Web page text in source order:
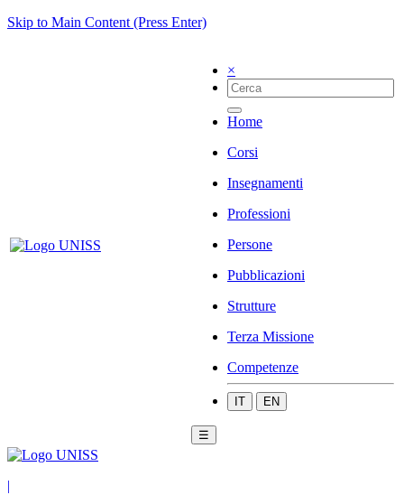
Skip to Main Content (Press Enter)
×
Home
Corsi
Insegnamenti
Professioni
Persone
Pubblicazioni
Strutture
Terza Missione
Competenze
IT EN
☰
|